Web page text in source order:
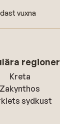
vuxna
regioner
Kreta
Zakynthos
sydkust